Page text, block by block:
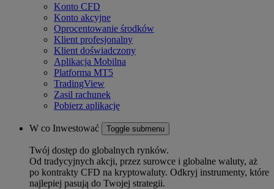
Konto CFD
Konto akcyjne
Oprocentowanie środków
Klient profesjonalny
Klient doświadczony
Aplikacja Mobilna
Platforma MT5
TradingView
Zasil rachunek
Pobierz aplikację
W co Inwestować Toggle submenu
Twój dostęp do globalnych rynków.
Od tradycyjnych akcji, przez surowce i globalne waluty, aż
po kontrakty CFD na kryptowaluty. Odkryj instrumenty, które
najlepiej pasują do Twojej strategii.